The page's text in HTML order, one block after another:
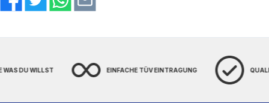
WAS DU WILLST EINFACHE TÜV EINTRAGUNG